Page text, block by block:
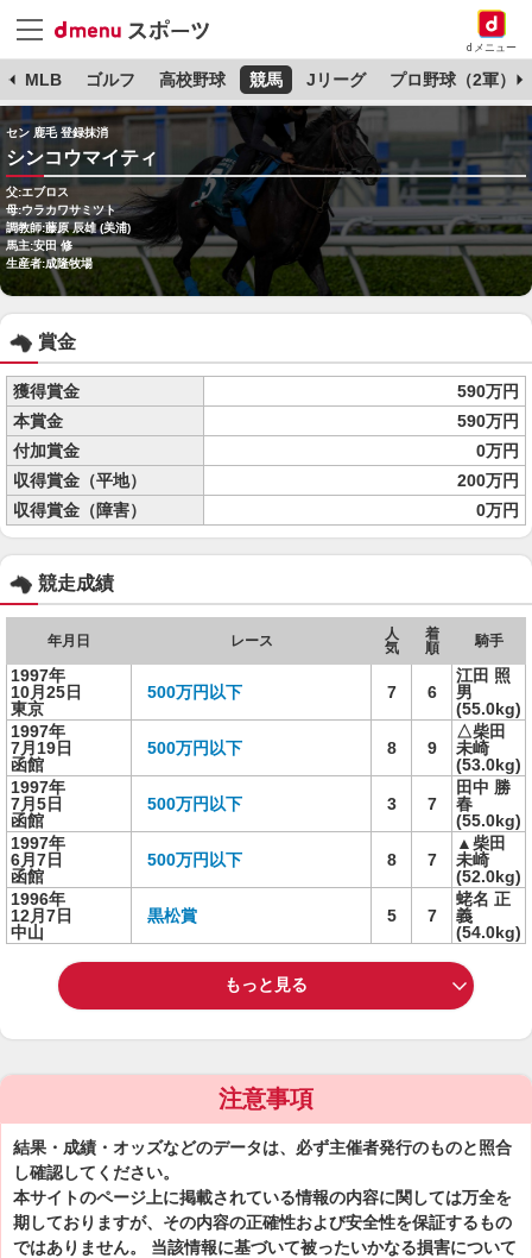
dメニュー
MLB ゴルフ 高校野球 競馬 Jリーグ プロ野球（2軍）
セン 鹿毛 登録抹消
シンコウマイティ
父:エブロス
母:ウラカワサミツト
調教師:藤原 辰雄 (美浦)
馬主:安田 修
生産者:成隆牧場
賞金
獲得賞金
590万円
本賞金
590万円
付加賞金
0万円
収得賞金（平地）
200万円
収得賞金（障害）
0万円
競走成績
年月日 レース
人
気
着
順
騎手
1997年
10月25日
東京
500万円以下 7 6
江田 照
男
(55.0kg)
1997年
7月19日
函館
500万円以下 8 9
△柴田
未崎
(53.0kg)
1997年
7月5日
函館
500万円以下 3 7
田中 勝
春
(55.0kg)
1997年
6月7日
函館
500万円以下 8 7
▲柴田
未崎
(52.0kg)
1996年
12月7日
中山
黒松賞 5 7
蛯名 正
義
(54.0kg)
もっと見る
注意事項
結果・成績・オッズなどのデータは、必ず主催者発行のものと照合
し確認してください。
本サイトのページ上に掲載されている情報の内容に関しては万全を
期しておりますが、その内容の正確性および安全性を保証するもの
ではありません。 当該情報に基づいて被ったいかなる損害について